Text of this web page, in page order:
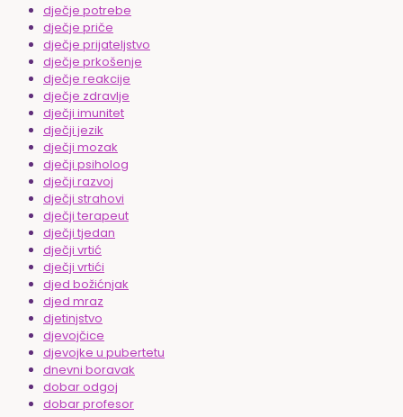
dječje potrebe
dječje priče
dječje prijateljstvo
dječje prkošenje
dječje reakcije
dječje zdravlje
dječji imunitet
dječji jezik
dječji mozak
dječji psiholog
dječji razvoj
dječji strahovi
dječji terapeut
dječji tjedan
dječji vrtić
dječji vrtići
djed božićnjak
djed mraz
djetinjstvo
djevojčice
djevojke u pubertetu
dnevni boravak
dobar odgoj
dobar profesor